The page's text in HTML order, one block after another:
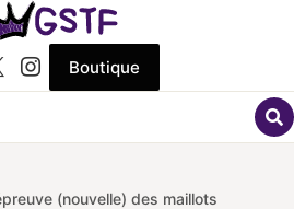
Boutique
(nouvelle) des maillots